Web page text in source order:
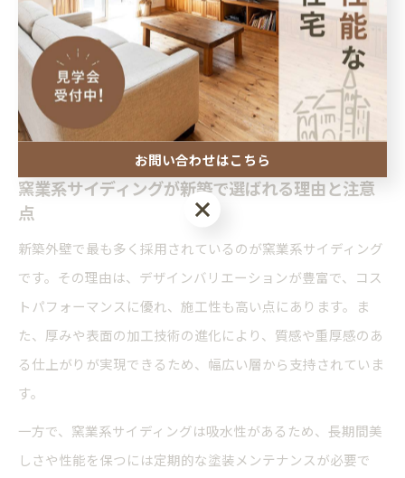
新築の外壁サイディングを選ぶ際は、それぞれの特徴を理解
し、家族構成やライフスタイル、将来的なメンテナンス計画
に合わせて選択することが重要です。例えば、デザイン重視
なら窯業系、メンテナンス重視なら樹脂系や金属系が選ばれ
る傾向にあります。
窯業系サイディングが新築で選ばれる理由と注意
点
新築外壁で最も多く採用されているのが窯業系サイディング
です。その理由は、デザインバリエーションが豊富で、コス
トパフォーマンスに優れ、施工性も高い点にあります。ま
た、厚みや表面の加工技術の進化により、質感や重厚感のあ
る仕上がりが実現できるため、幅広い層から支持されていま
す。
一方で、窯業系サイディングは吸水性があるため、長期間美
しさや性能を保つには定期的な塗装メンテナンスが必要で
お問い合わせはこちら
お問い合わせはこちら